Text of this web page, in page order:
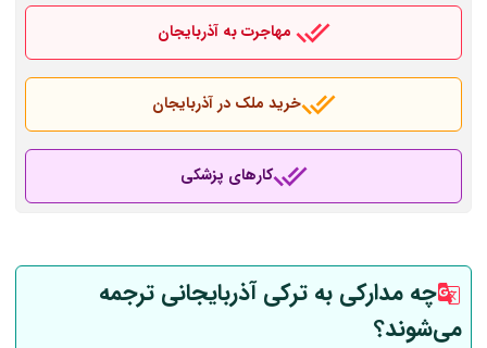
مهاجرت به آذربایجان
خرید ملک در آذربایجان
کارهای پزشکی
چه مدارکی به ترکی آذربایجانی ترجمه
می‌شوند؟